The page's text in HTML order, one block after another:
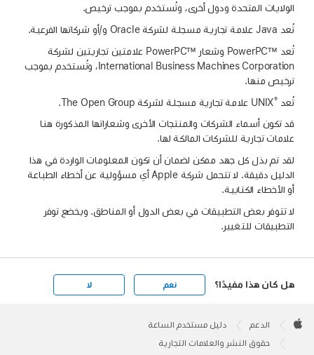
الولايات المتحدة ودول أخرى، وتُستخدم بموجب ترخيص.
تُعد Java علامة تجارية مسجلة لشركة Oracle و/أو شركاتها الفرعية.
تُعد PowerPC™‎ وشعار PowerPC™‎ علامتين تجاريتين لشركة
International Business Machines Corporation، وتُستخدم بموجب
ترخيص منها.
تُعد UNIX®‎ علامة تجارية مسجلة لشركة The Open Group.
قد تكون أسماء الشركات والمنتجات الأخرى وشعاراتها المذكورة هنا
علامات تجارية للشركات المالكة لها.
لقد تم بذل كل جهد ممكن لضمان أن تكون المعلومات الواردة في هذا
الدليل دقيقة. لا تتحمل شركة Apple أي مسؤولية عن أخطاء الطباعة
أو الأخطاء الكتابية.
لا تتوفر بعض التطبيقات في بعض الدول أو المناطق. ويخضع توفر
التطبيقات للتغيير.
هل كان هذا مفيدًا؟ نعم لا
Footer

الدعم دليل مستخدم الساعة
حقوق النشر والعلامات التجارية